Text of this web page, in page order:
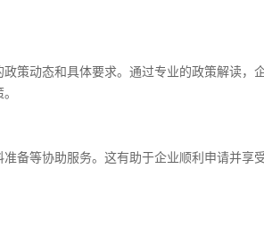
策动态和具体要求。通过专业的政策解读，
备等协助服务。这有助于企业顺利申请并享